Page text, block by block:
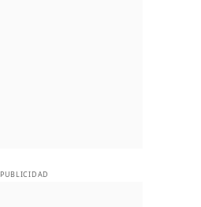
PUBLICIDAD